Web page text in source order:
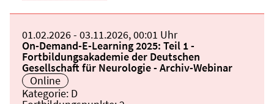
Beginn:
01.02.2026Ende und Anfangszeit:
- 03.11.2026,00:01 Uhr
Veranstaltungstitel:
On-Demand-E-Learning 2025: Teil 1 -
Fortbildungsakademie der Deutschen
Gesellschaft für Neurologie - Archiv-Webinar
Veranstaltungsort:
Online
Kategorie: D